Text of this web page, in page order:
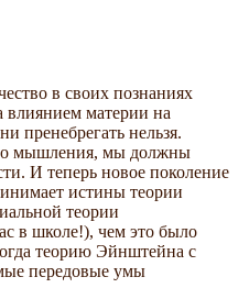
в своих познаниях
влиянием материи на
пренебрегать нельзя.
мышления, мы должны
И теперь новое поколение
истины теории
теории
в школе!), чем это было
теорию Эйнштейна с
передовые умы